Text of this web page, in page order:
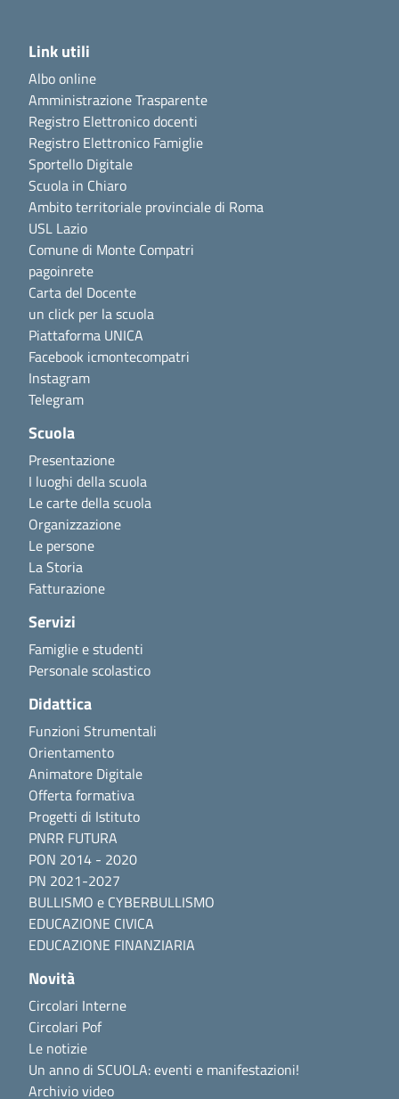
Link utili
Albo online
Amministrazione Trasparente
Registro Elettronico docenti
Registro Elettronico Famiglie
Sportello Digitale
Scuola in Chiaro
Ambito territoriale provinciale di Roma
USL Lazio
Comune di Monte Compatri
pagoinrete
Carta del Docente
un click per la scuola
Piattaforma UNICA
Facebook icmontecompatri
Instagram
Telegram
Scuola
Presentazione
I luoghi della scuola
Le carte della scuola
Organizzazione
Le persone
La Storia
Fatturazione
Servizi
Famiglie e studenti
Personale scolastico
Didattica
Funzioni Strumentali
Orientamento
Animatore Digitale
Offerta formativa
Progetti di Istituto
PNRR FUTURA
PON 2014 - 2020
PN 2021-2027
BULLISMO e CYBERBULLISMO
EDUCAZIONE CIVICA
EDUCAZIONE FINANZIARIA
Novità
Circolari Interne
Circolari Pof
Le notizie
Un anno di SCUOLA: eventi e manifestazioni!
Archivio video